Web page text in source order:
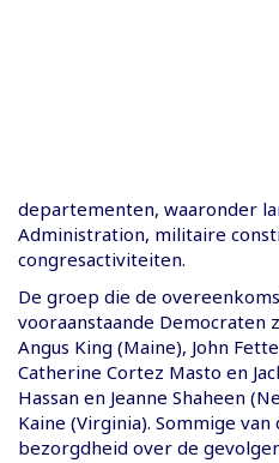
departementen, waaronder
Administration, militaire
congresactiviteiten.
De groep die de
vooraanstaande Democraten
Angus King (Maine), John
Catherine Cortez Masto en
Hassan en Jeanne Shaheen
Kaine (Virginia). Sommige
bezorgdheid over de